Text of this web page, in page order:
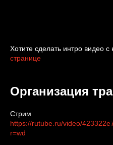
Хотите сделать интро видео с
странице
Организация
Стрим
https://rutube.ru/video/
r=wd